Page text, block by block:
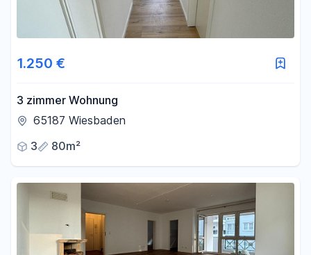
1.250 €
3 zimmer Wohnung
65187 Wiesbaden
3
80m²